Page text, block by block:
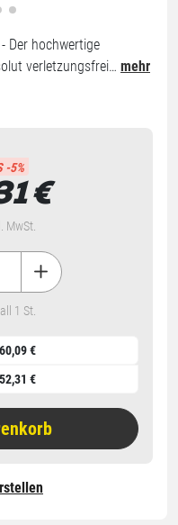
Der hochwertige
verletzungsfrei… mehr
-5%
€
MwSt.
€
€
1 St.